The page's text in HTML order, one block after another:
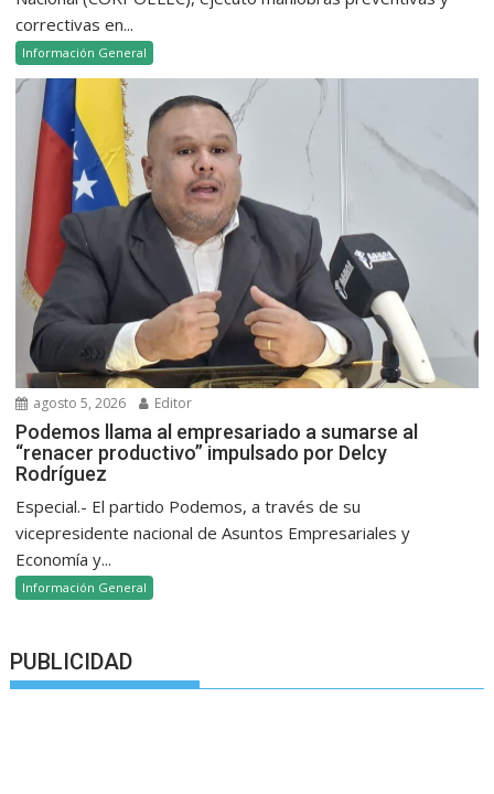
correctivas en...
Información General
agosto 5, 2026 Editor
Podemos llama al empresariado a sumarse al
“renacer productivo” impulsado por Delcy
Rodríguez
Especial.- El partido Podemos, a través de su
vicepresidente nacional de Asuntos Empresariales y
Economía y...
Información General
PUBLICIDAD